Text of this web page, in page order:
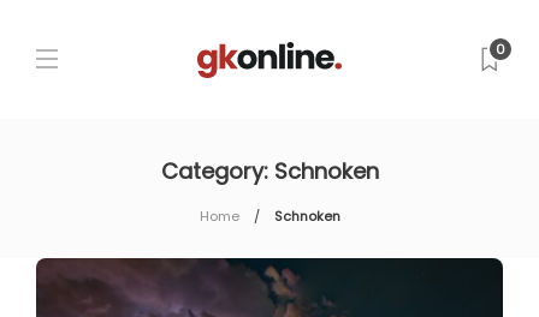
0
Category: Schnoken
Home Schnoken